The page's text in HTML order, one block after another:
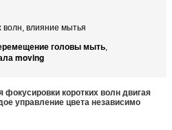
волн, влияние мытья
головы мыть,
moving
коротких волн двигая
управление цвета независимо